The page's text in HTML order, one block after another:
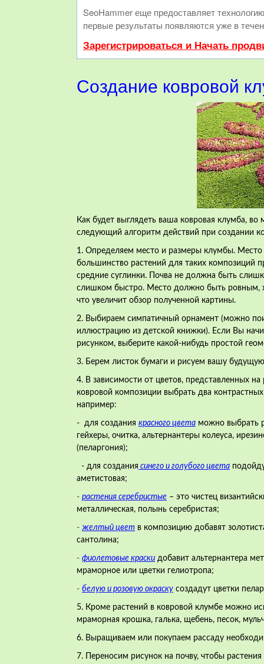
SeoHammer еще предоставляет
первые результаты появляются уже в
Зарегистрироваться и Начать
Создание ковровой
Как будет выглядеть ваша ковровая клумба,
следующий алгоритм действий при создании
1. Определяем место и размеры клумбы. Место
большинство растений для таких композиций
средние суглинки. Почва не должна быть
слишком быстро. Место должно быть ровным,
что увеличит обзор полученной картины.
2. Выбираем симпатичный орнамент (можно
иллюстрацию из детской книжки). Если Вы
рисунком, выберите какой-нибудь простой
3. Берем листок бумаги и рисуем вашу
4. В зависимости от цветов, представленных
ковровой композиции выбрать два
например:
- для создания красного цвета можно выбрать
гейхеры, очитка, альтернантеры колеуса,
(пеларгония);
- для создания синего и голубого цвета
аметистовая;
- растения серебристые – это чистец
металлическая, полынь серебристая;
- желтый цвет в композицию добавят
сантолина;
- фиолетовые краски добавит альтернантера
мраморное или цветки гелиотропа;
- белую и розовую окраску создадут цветки
5. Кроме растений в ковровой клумбе можно
мраморная крошка, галька, щебень, песок,
6. Выращиваем или покупаем рассаду
7. Переносим рисунок на почву, чтобы